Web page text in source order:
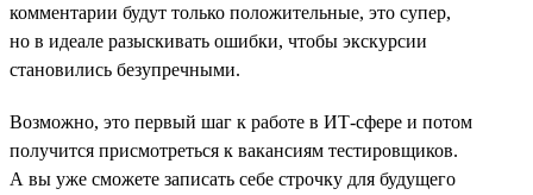
комментарии будут только положительные, это супер,
но в идеале разыскивать ошибки, чтобы экскурсии
становились безупречными.
Возможно, это первый шаг к работе в ИТ-сфере и потом
получится присмотреться к вакансиям тестировщиков.
А вы уже сможете записать себе строчку для будущего